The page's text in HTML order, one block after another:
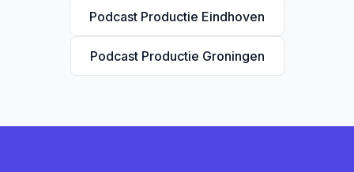
Podcast Productie Eindhoven
Podcast Productie Groningen